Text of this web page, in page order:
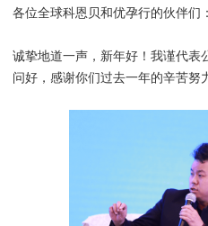
各位全球科恩贝和优孕行的伙伴们：
诚挚地道一声，新年好！我谨代表
问好，感谢你们过去一年的辛苦努